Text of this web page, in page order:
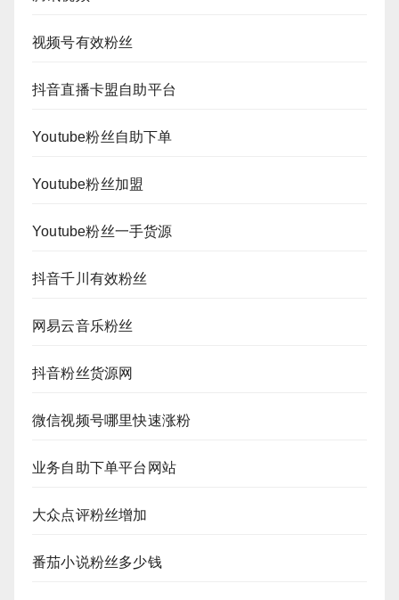
视频号有效粉丝
抖音直播卡盟自助平台
Youtube粉丝自助下单
Youtube粉丝加盟
Youtube粉丝一手货源
抖音千川有效粉丝
网易云音乐粉丝
抖音粉丝货源网
微信视频号哪里快速涨粉
业务自助下单平台网站
大众点评粉丝增加
番茄小说粉丝多少钱